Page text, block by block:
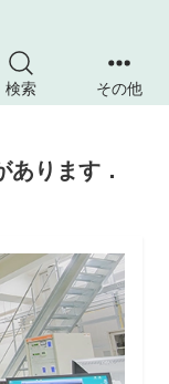
検索 その他
ります．